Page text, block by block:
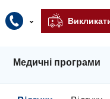
Медичні програми